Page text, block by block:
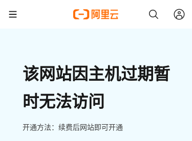
该网站因主机过期暂
时无法访问
开通方法：续费后网站即可开通